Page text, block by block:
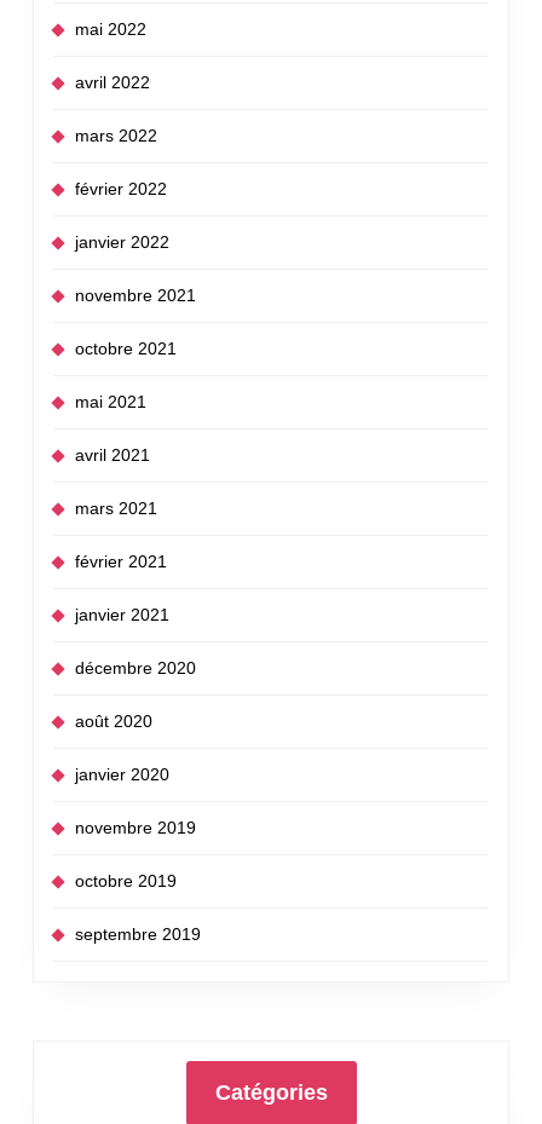
mai 2022
avril 2022
mars 2022
février 2022
janvier 2022
novembre 2021
octobre 2021
mai 2021
avril 2021
mars 2021
février 2021
janvier 2021
décembre 2020
août 2020
janvier 2020
novembre 2019
octobre 2019
septembre 2019
Catégories